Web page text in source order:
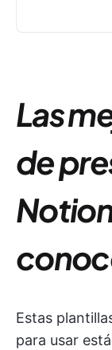
Las
de
Estas
para usar